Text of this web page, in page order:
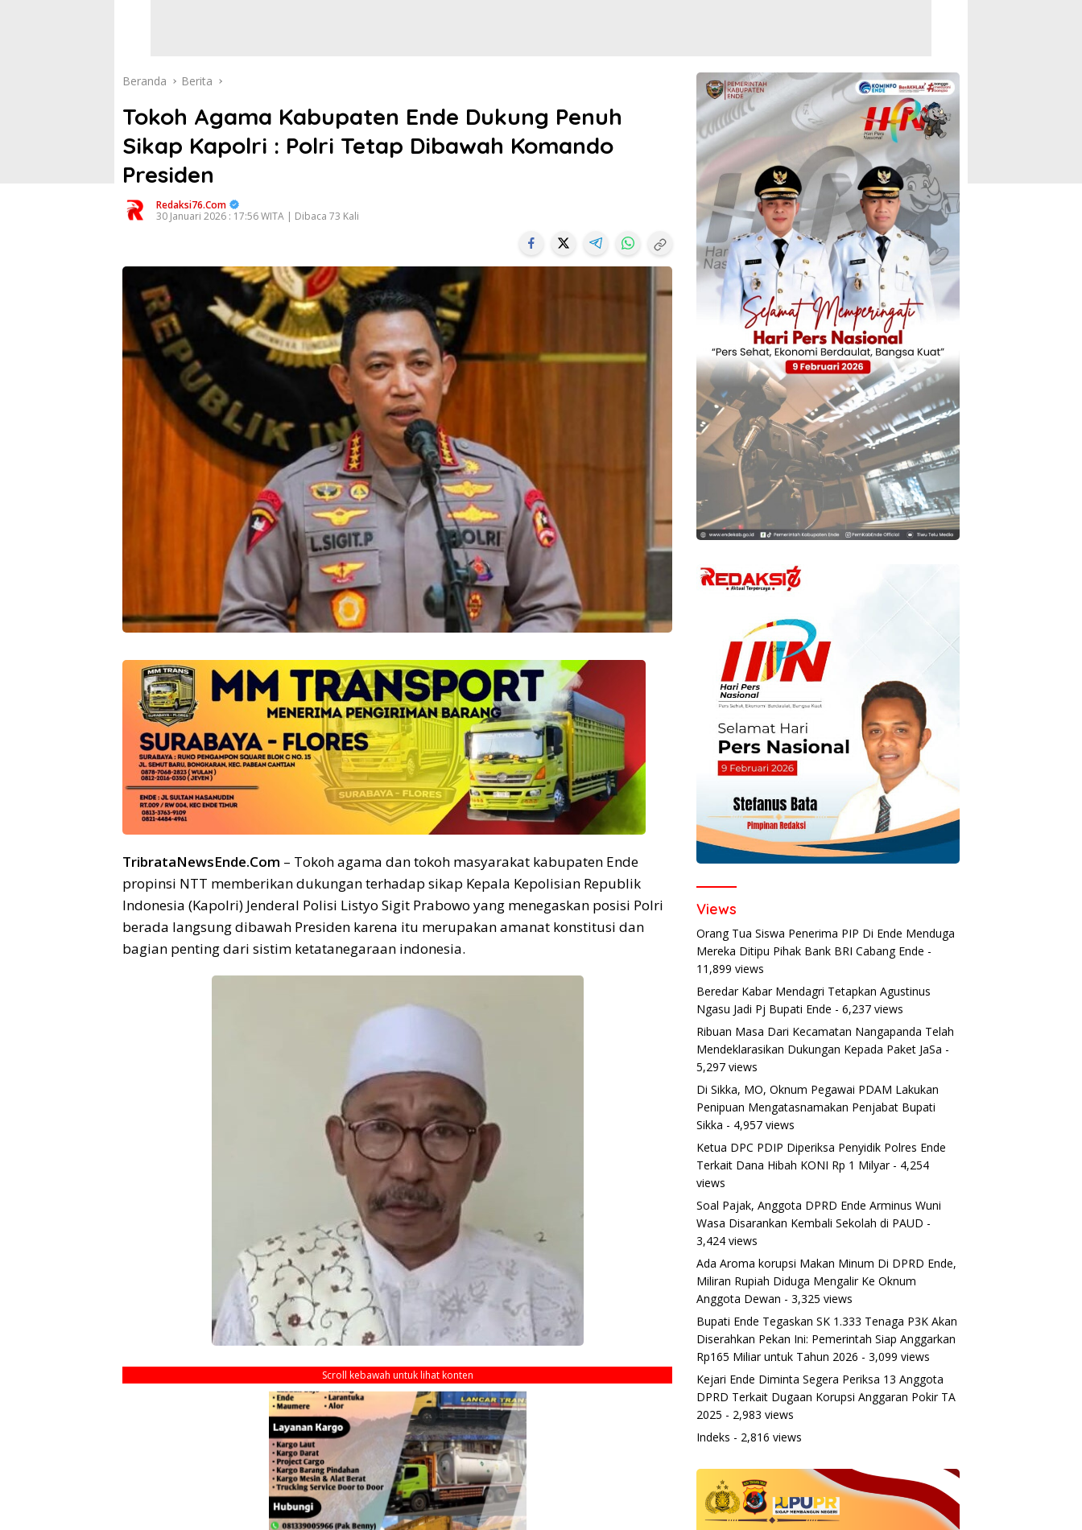
Beranda Berita
Tokoh Agama Kabupaten Ende Dukung Penuh
Sikap Kapolri : Polri Tetap Dibawah Komando
Presiden
Redaksi76.com
30 Januari 2026 : 17:56 WITA | Dibaca 73 Kali
TribrataNewsEnde.Com – Tokoh agama dan tokoh masyarakat kabupaten Ende
propinsi NTT memberikan dukungan terhadap sikap Kepala Kepolisian Republik
Indonesia (Kapolri) Jenderal Polisi Listyo Sigit Prabowo yang menegaskan posisi Polri
berada langsung dibawah Presiden karena itu merupakan amanat konstitusi dan
bagian penting dari sistim ketatanegaraan indonesia.
Scroll kebawah untuk lihat konten
Views
Orang Tua Siswa Penerima PIP Di Ende Menduga
Mereka Ditipu Pihak Bank BRI Cabang Ende -
11,899 views
Beredar Kabar Mendagri Tetapkan Agustinus
Ngasu Jadi Pj Bupati Ende - 6,237 views
Ribuan Masa Dari Kecamatan Nangapanda Telah
Mendeklarasikan Dukungan Kepada Paket JaSa -
5,297 views
Di Sikka, MO, Oknum Pegawai PDAM Lakukan
Penipuan Mengatasnamakan Penjabat Bupati
Sikka - 4,957 views
Ketua DPC PDIP Diperiksa Penyidik Polres Ende
Terkait Dana Hibah KONI Rp 1 Milyar- 4,254
views
Soal Pajak, Anggota DPRD Ende Arminus Wuni
Wasa Disarankan Kembali Sekolah di PAUD -
3,424 views
Ada Aroma korupsi Makan Minum Di DPRD Ende,
Miliran Rupiah Diduga Mengalir Ke Oknum
Anggota Dewan - 3,325 views
Bupati Ende Tegaskan SK 1.333 Tenaga P3K Akan
Diserahkan Pekan Ini: Pemerintah Siap Anggarkan
Rp165 Miliar untuk Tahun 2026 - 3,099 views
Kejari Ende Diminta Segera Periksa 13 Anggota
DPRD Terkait Dugaan Korupsi Anggaran Pokir TA
2025 - 2,983 views
Indeks - 2,816 views